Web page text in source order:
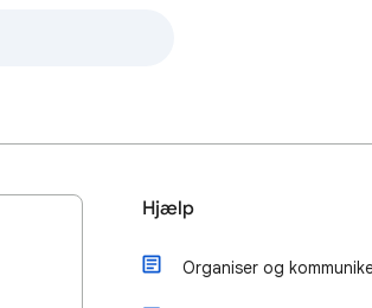
Hjælp
Organiser og